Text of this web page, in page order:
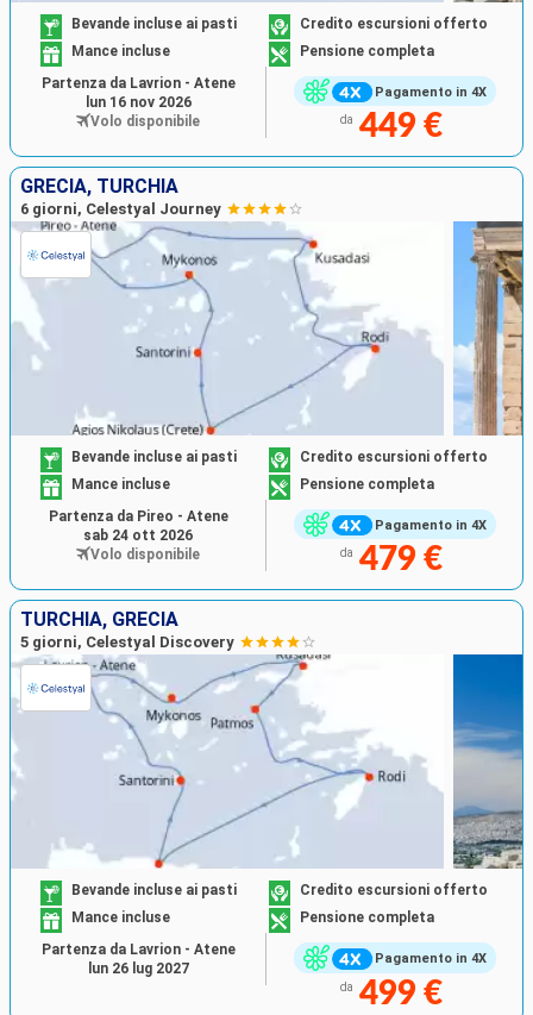
Pagamento in 4X
Bevande incluse ai pasti
Credito escursioni offerto
Mance incluse
Pensione completa
da 449 €
Partenza da Lavrion - Atene
lun 16 nov 2026
Volo disponibile
GRECIA, TURCHIA
6 giorni, Celestyal Journey
Pagamento in 4X
Bevande incluse ai pasti
Credito escursioni offerto
Mance incluse
Pensione completa
da 479 €
Partenza da Pireo - Atene
sab 24 ott 2026
Volo disponibile
TURCHIA, GRECIA
5 giorni, Celestyal Discovery
Pagamento in 4X
Bevande incluse ai pasti
Credito escursioni offerto
Mance incluse
Pensione completa
da 499 €
Partenza da Lavrion - Atene
lun 26 lug 2027